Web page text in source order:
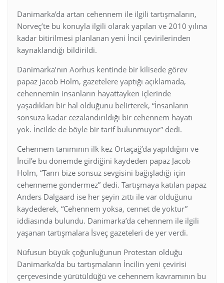
Danimarka’da artan cehennem ile ilgili tartışmaların,
Norveç’te bu konuyla ilgili olarak yapılan ve 2010 yılına
kadar bitirilmesi planlanan yeni İncil çevirilerinden
kaynaklandığı bildirildi.
Danimarka’nın Aorhus kentinde bir kilisede görev
papaz Jacob Holm, gazetelere yaptığı açıklamada,
cehennemin insanların hayattayken içlerinde
yaşadıkları bir hal olduğunu belirterek, “İnsanların
sonsuza kadar cezalandırıldığı bir cehennem hayatı
yok. İncilde de böyle bir tarif bulunmuyor” dedi.
Cehennem tanımının ilk kez Ortaçağ’da yapıldığını ve
İncil’e bu dönemde girdiğini kaydeden papaz Jacob
Holm, “Tanrı bize sonsuz sevgisini bağışladığı için
cehenneme göndermez” dedi. Tartışmaya katılan papaz
Anders Dalgaard ise her şeyin zıttı ile var olduğunu
kaydederek, “Cehennem yoksa, cennet de yoktur”
iddiasında bulundu. Danimarka’da cehennem ile ilgili
yaşanan tartışmalara İsveç gazeteleri de yer verdi.
Nüfusun büyük çoğunluğunun Protestan olduğu
Danimarka’da bu tartışmaların İncilin yeni çevirisi
çerçevesinde yürütüldüğü ve cehennem kavramının bu